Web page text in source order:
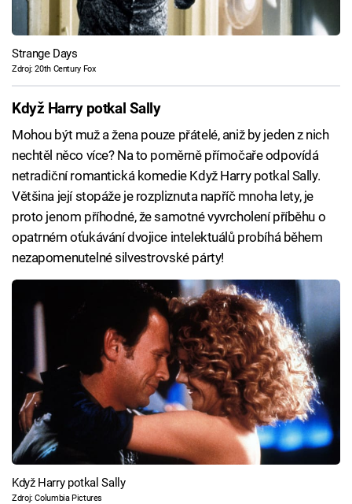
Strange Days
Zdroj: 20th Century Fox
Když Harry potkal Sally
Mohou být muž a žena pouze přátelé, aniž by jeden z nich
nechtěl něco více? Na to poměrně přímočaře odpovídá
netradiční romantická komedie Když Harry potkal Sally.
Většina její stopáže je rozpliznuta napříč mnoha lety, je
proto jenom příhodné, že samotné vyvrcholení příběhu o
opatrném oťukávání dvojice intelektuálů probíhá během
nezapomenutelné silvestrovské párty!
Když Harry potkal Sally
Zdroj: Columbia Pictures